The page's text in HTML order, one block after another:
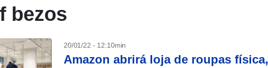
bezos
20/01/22 - 12:10min
Amazon abrirá loja de roupas física,